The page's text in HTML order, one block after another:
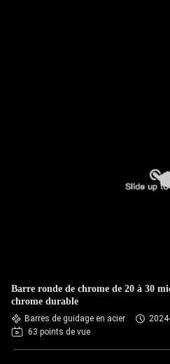
Barre ronde de chrome de 20 à 30
chrome durable
Barres de guidage en acier
63 points de vue